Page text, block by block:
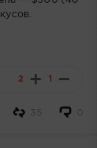
2 1
0
35